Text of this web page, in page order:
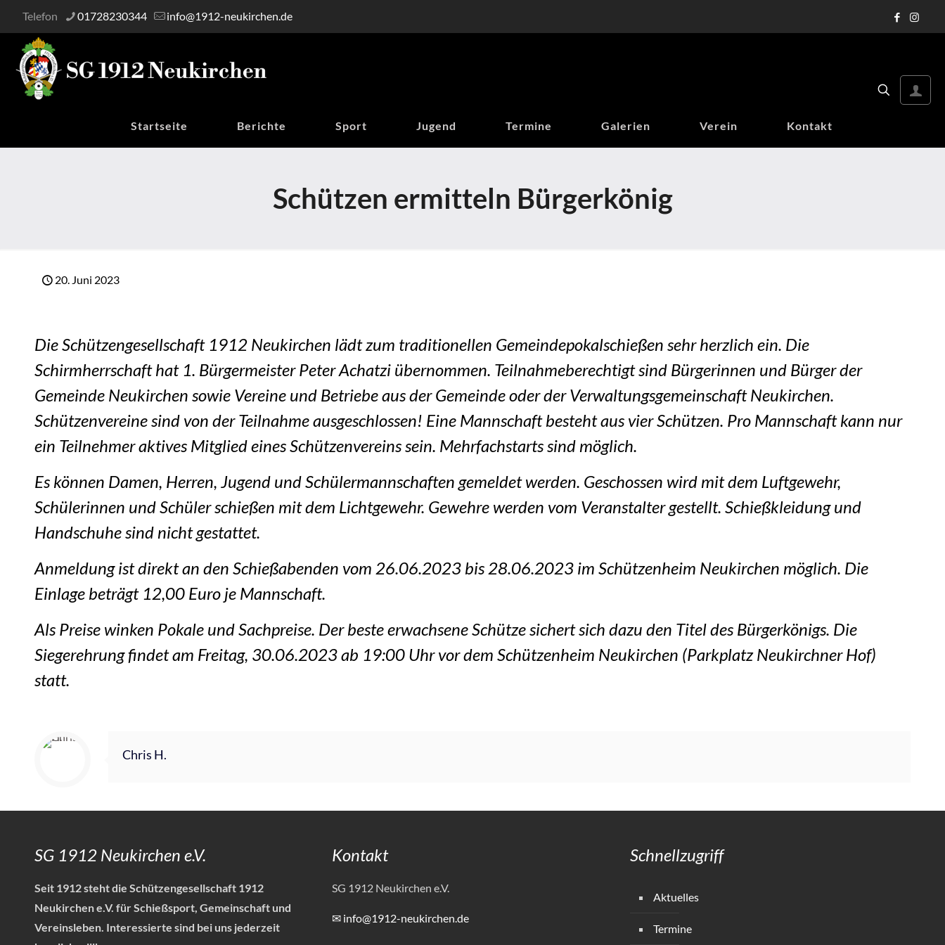
Telefon 01728230344 info@1912-neukirchen.de
Startseite Berichte Sport Jugend Termine Galerien Verein Kontakt
Schützen ermitteln Bürgerkönig
20. Juni 2023
Die Schützengesellschaft 1912 Neukirchen lädt zum traditionellen Gemeindepokalschießen sehr herzlich ein. Die
Schirmherrschaft hat 1. Bürgermeister Peter Achatzi übernommen. Teilnahmeberechtigt sind Bürgerinnen und Bürger der
Gemeinde Neukirchen sowie Vereine und Betriebe aus der Gemeinde oder der Verwaltungsgemeinschaft Neukirchen.
Schützenvereine sind von der Teilnahme ausgeschlossen! Eine Mannschaft besteht aus vier Schützen. Pro Mannschaft kann nur
ein Teilnehmer aktives Mitglied eines Schützenvereins sein. Mehrfachstarts sind möglich.
Es können Damen, Herren, Jugend und Schülermannschaften gemeldet werden. Geschossen wird mit dem Luftgewehr,
Schülerinnen und Schüler schießen mit dem Lichtgewehr. Gewehre werden vom Veranstalter gestellt. Schießkleidung und
Handschuhe sind nicht gestattet.
Anmeldung ist direkt an den Schießabenden vom 26.06.2023 bis 28.06.2023 im Schützenheim Neukirchen möglich. Die
Einlage beträgt 12,00 Euro je Mannschaft.
Als Preise winken Pokale und Sachpreise. Der beste erwachsene Schütze sichert sich dazu den Titel des Bürgerkönigs. Die
Siegerehrung findet am Freitag, 30.06.2023 ab 19:00 Uhr vor dem Schützenheim Neukirchen (Parkplatz Neukirchner Hof)
statt.
Chris H.
SG 1912 Neukirchen e.V.
Seit 1912 steht die Schützengesellschaft 1912
Neukirchen e.V. für Schießsport, Gemeinschaft und
Vereinsleben. Interessierte sind bei uns jederzeit
Kontakt
SG 1912 Neukirchen e.V.
✉ info@1912-neukirchen.de
Schnellzugriff
Aktuelles
Termine